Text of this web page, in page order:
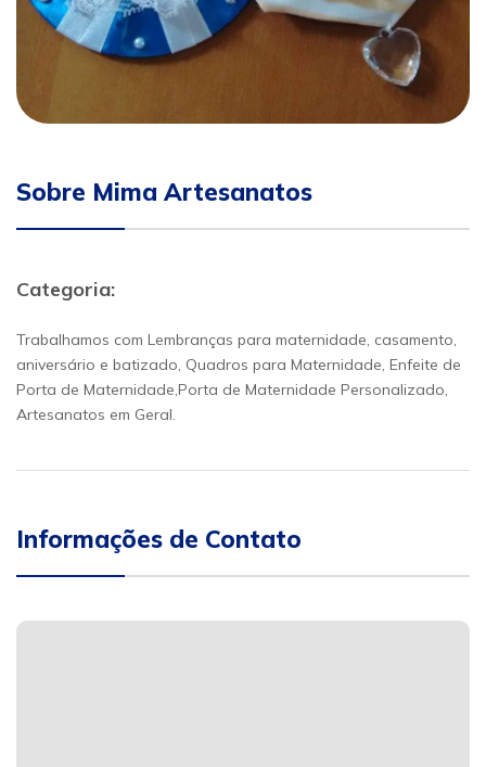
Sobre Mima Artesanatos
Categoria:
Trabalhamos com Lembranças para maternidade, casamento,
aniversário e batizado, Quadros para Maternidade, Enfeite de
Porta de Maternidade,Porta de Maternidade Personalizado,
Artesanatos em Geral.
Informações de Contato